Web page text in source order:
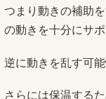
つまり動きの補助
の動きを十分にサ
逆に動きを乱す可能
さらには保温する